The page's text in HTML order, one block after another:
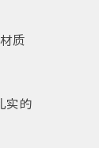
质
实的